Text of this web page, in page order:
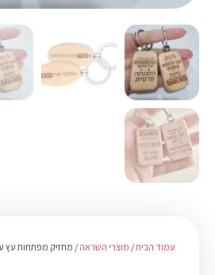
עמוד הבית/ מוצרי השראה / מחזיק מפתחות עץ